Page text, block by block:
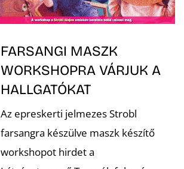
FARSANGI MASZK
WORKSHOPRA VÁRJUK A
HALLGATÓKAT
Az epreskerti jelmezes Strobl
farsangra készülve maszk készítő
workshopot hirdet a